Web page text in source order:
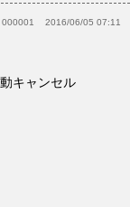
000001 2016/06/05 07:11
キャンセル